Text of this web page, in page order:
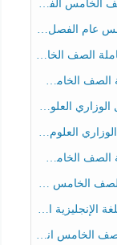
الثالث 2025-2026
عام الفصل الثالث
الفصل الثالث
الفصل الثالث
الفصل الثالث
الفصل الثالث